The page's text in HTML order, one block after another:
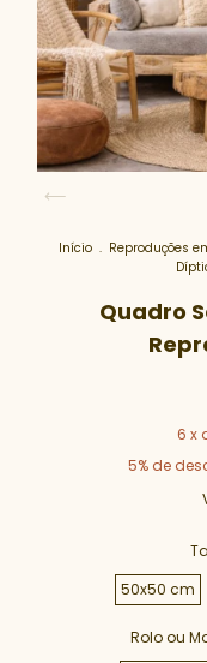
Início . Reproduções
Quadro
6 x
5% de
50x50 cm
Rolo ou